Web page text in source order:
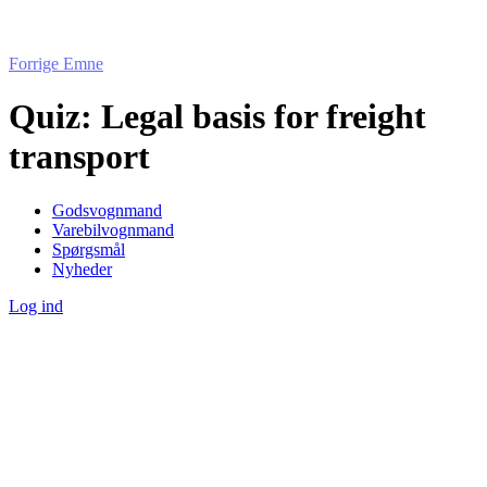
Forrige Emne
Quiz: Legal basis for freight
transport
Godsvognmand
Varebilvognmand
Spørgsmål
Nyheder
Log ind